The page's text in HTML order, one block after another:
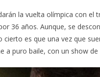
la vuelta olímpica con el
36 años. Aunque, se
es que una vez que
a puro baile, con un show